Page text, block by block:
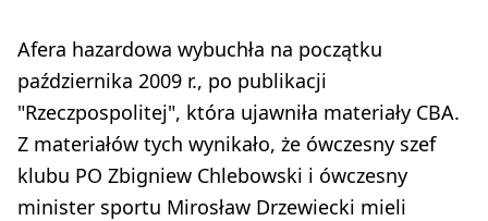
Afera hazardowa wybuchła na początku
października 2009 r., po publikacji
"Rzeczpospolitej", która ujawniła materiały CBA.
Z materiałów tych wynikało, że ówczesny szef
klubu PO Zbigniew Chlebowski i ówczesny
minister sportu Mirosław Drzewiecki mieli